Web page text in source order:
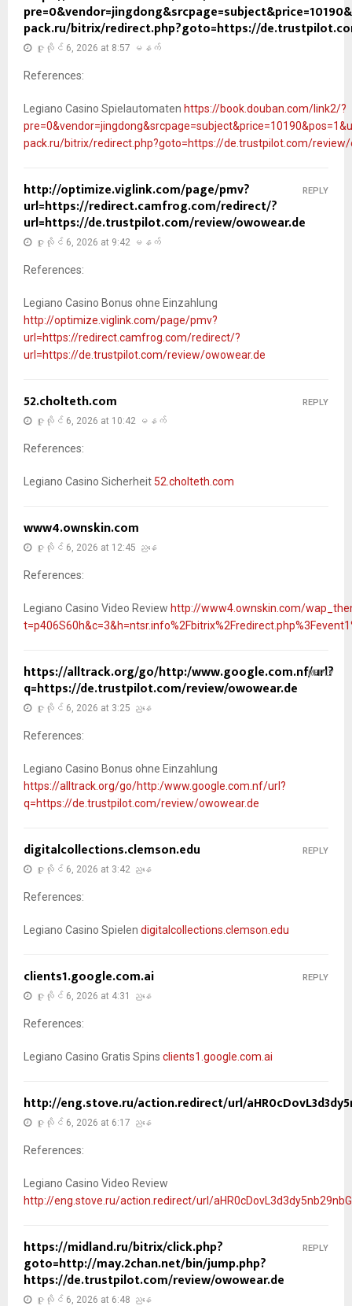
pack.ru/bitrix/redirect.php?goto=https://
ဇူလိုင် 6, 2026 at 8:57 မနက်
References:
Legiano Casino Spielautomaten https://book.douban.com/link2/?
pack.ru/bitrix/redirect.php?goto=https://de.trustpilot.com/review/
http://optimize.viglink.com/page/pmv?
url=https://redirect.camfrog.com/redirect/?
url=https://de.trustpilot.com/review/owowear.de
ဇူလိုင် 6, 2026 at 9:42 မနက်
References:
Legiano Casino Bonus ohne Einzahlung
http://optimize.viglink.com/page/pmv?
url=https://redirect.camfrog.com/redirect/?
url=https://de.trustpilot.com/review/owowear.de
REPLY
52.cholteth.com
ဇူလိုင် 6, 2026 at 10:42 မနက်
References:
Legiano Casino Sicherheit 52.cholteth.com
REPLY
www4.ownskin.com
ဇူလိုင် 6, 2026 at 12:45 ညနေ
References:
Legiano Casino Video Review http://www4.ownskin.com/
https://alltrack.org/go/http:/www.google.com.nf/url?
q=https://de.trustpilot.com/review/owowear.de
ဇူလိုင် 6, 2026 at 3:25 ညနေ
References:
Legiano Casino Bonus ohne Einzahlung
https://alltrack.org/go/http:/www.google.com.nf/url?
q=https://de.trustpilot.com/review/owowear.de
REPLY
digitalcollections.clemson.edu
ဇူလိုင် 6, 2026 at 3:42 ညနေ
References:
Legiano Casino Spielen digitalcollections.clemson.edu
REPLY
clients1.google.com.ai
ဇူလိုင် 6, 2026 at 4:31 ညနေ
References:
Legiano Casino Gratis Spins clients1.google.com.ai
REPLY
http://eng.stove.ru/action.redirect/url/
ဇူလိုင် 6, 2026 at 6:17 ညနေ
References:
Legiano Casino Video Review
http://eng.stove.ru/action.redirect/url/
https://midland.ru/bitrix/click.php?
goto=http://may.2chan.net/bin/jump.php?
https://de.trustpilot.com/review/owowear.de
ဇူလိုင် 6, 2026 at 6:48 ညနေ
REPLY